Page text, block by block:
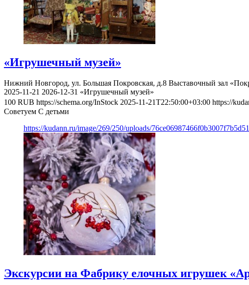
«Игрушечный музей»
Нижний Новгород, ул. Большая Покровская, д.8 Выставочный зал
2025-11-21 2026-12-31 «Игрушечный музей»
100 RUB https://schema.org/InStock 2025-11-21T22:50:00+03:00 https://
Советуем С детьми
https://kudann.ru/image/269/250/uploads/
Экскурсии на Фабрику елочных игрушек